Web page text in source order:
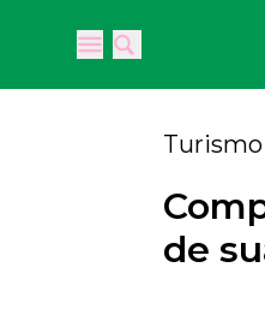
Open main menu
Open main
Turismo
de